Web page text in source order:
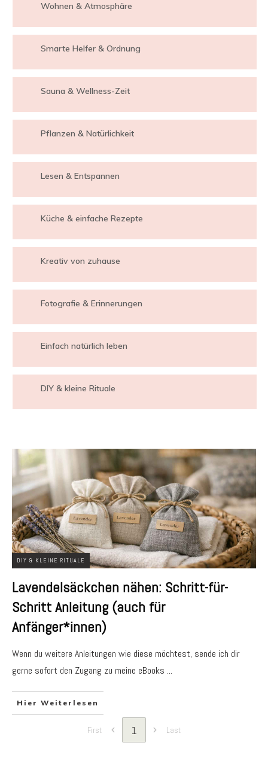
DIY & KLEINE RITUALE
Lavendelsäckchen nähen: Schritt-für-
Schritt Anleitung (auch für
Anfänger*innen)
Wenn du weitere Anleitungen wie diese möchtest, sende ich dir
gerne sofort den Zugang zu meine eBooks ...
Hier Weiterlesen
First 1 Last
Wohnen & Atmosphäre
Smarte Helfer & Ordnung
Sauna & Wellness-Zeit
Pflanzen & Natürlichkeit
Lesen & Entspannen
Küche & einfache Rezepte
Kreativ von zuhause
Fotografie & Erinnerungen
Einfach natürlich leben
DIY & kleine Rituale